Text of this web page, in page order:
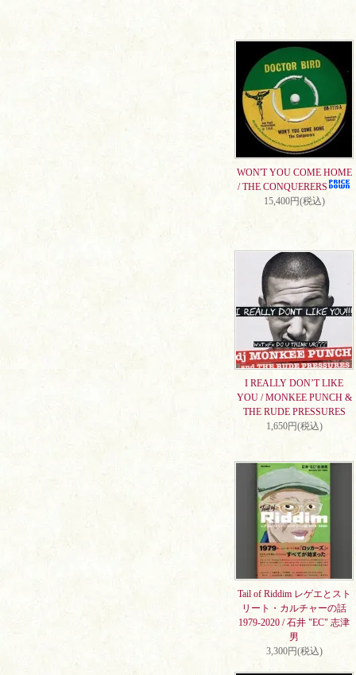
WON'T YOU COME HOME
/ THE CONQUERERS
15,400円(税込)
I REALLY DON’T LIKE
YOU / MONKEE PUNCH &
THE RUDE PRESSURES
1,650円(税込)
Tail of Riddim レゲエとスト
リート・カルチャーの話
1979-2020 / 石井 "EC" 志津
男
3,300円(税込)